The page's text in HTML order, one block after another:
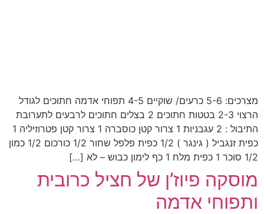
מצרכים: 5-6 כרעים/ שוקיים 4-5 תפוחי אדמה חתוכים לגודל
הרצוי 2-3 בטטות חתוכים 2 בצלים חתוכים לרבעים לתערובת
התיבול : 2 עגבניות 1 צרור קטן כוסברה 1 צרור קטן פטרוזיליה 1
כפית זנגביל ( גינגר ) 1/2 כפית פלפל שחור 1/2 כורכום 1/2 כמון
1/2 סוכר 1 כפית מלח 1 כף לימון כבוש – לא […]
מוסקה פיוז’ן של חציל כרובית
ותפוחי אדמה